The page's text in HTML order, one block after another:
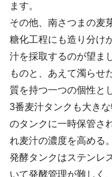
ます。
その他、南さつまの麦
糖化工程にも造り分け
汁を採取するのが望ま
ものと、あえて濁らせ
質を持つ一つの個性と
3番麦汁タンクも大き
のタンクに一時保管さ
れ麦汁の濃度を高める。
発酵タンクはステンレ
いて発酵管理が難しく